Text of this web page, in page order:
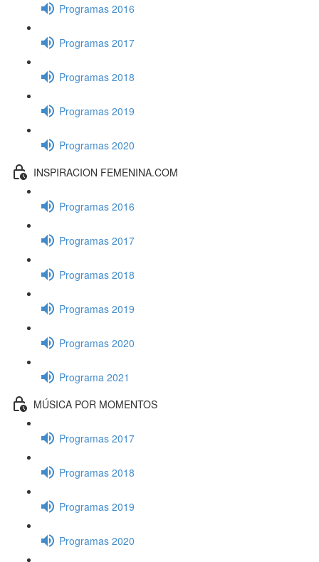
Programas 2016
Programas 2017
Programas 2018
Programas 2019
Programas 2020
INSPIRACION FEMENINA.COM
Programas 2016
Programas 2017
Programas 2018
Programas 2019
Programas 2020
Programa 2021
MÚSICA POR MOMENTOS
Programas 2017
Programas 2018
Programas 2019
Programas 2020